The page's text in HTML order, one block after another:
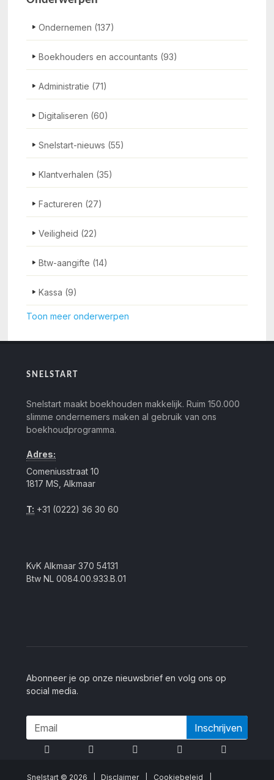
Ondernemen (137)
Boekhouders en accountants (93)
Administratie (71)
Digitaliseren (60)
Snelstart-nieuws (55)
Klantverhalen (35)
Factureren (27)
Veiligheid (22)
Btw-aangifte (14)
Kassa (9)
Toon meer onderwerpen
SNELSTART
Snelstart maakt boekhouden makkelijk. Ruim 150.000
slimme ondernemers maken al gebruik van ons
boekhoudprogramma.
Adres:
Comeniusstraat 10
1817 MS, Alkmaar
T: +31 (0222) 36 30 60
KvK Alkmaar 370 54131
Btw NL 0084.00.933.B.01
Abonneer je op onze nieuwsbrief en volg ons op
social media.
Inschrijven
Snelstart © 2026 |Disclaimer Cookiebeleid